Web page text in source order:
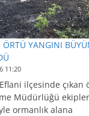
ÖRTÜ YANGINI
11:20
ilçesinde çıkan
Müdürlüğü
ormanlık alana